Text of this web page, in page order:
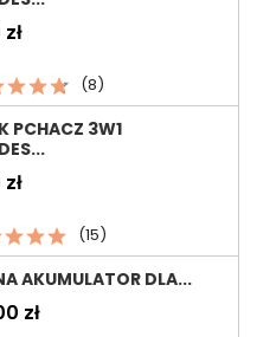
(8)
PCHACZ 3W1
(15)
AKUMULATOR DLA...
zł